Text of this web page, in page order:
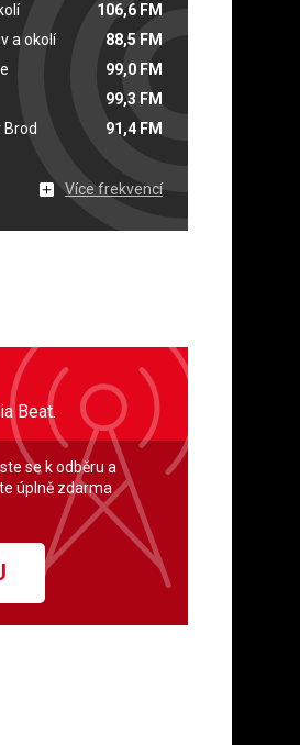
106,6 FM
a okolí
88,5 FM
99,0 FM
99,3 FM
Brod
91,4 FM
Více frekvencí
Beat.
se k odběru a
úplně zdarma